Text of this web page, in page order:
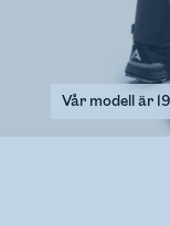
Vår modell är